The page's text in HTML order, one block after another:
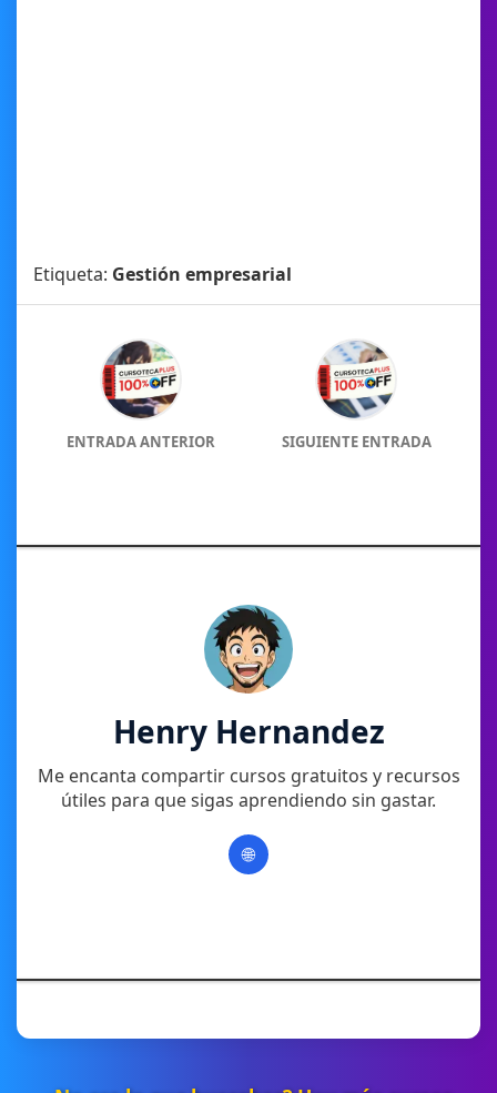
Etiqueta: Gestión empresarial
ENTRADA ANTERIOR SIGUIENTE ENTRADA
Henry Hernandez
Me encanta compartir cursos gratuitos y recursos
útiles para que sigas aprendiendo sin gastar.
🌐